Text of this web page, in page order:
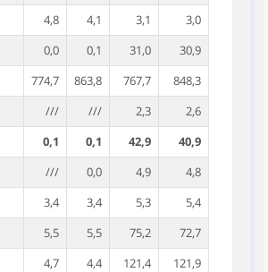
4,8 4,1 3,1
3,0
0,0 0,1 31,0
30,9
774,7 863,8 767,7
848,3
/// /// 2,3
2,6
0,1 0,1 42,9
40,9
/// 0,0 4,9
4,8
3,4 3,4 5,3
5,4
5,5 5,5 75,2
72,7
4,7 4,4 121,4
121,9